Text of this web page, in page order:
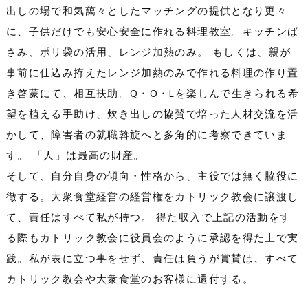
出しの場で和気藹々としたマッチングの提供となり更々
に、子供だけでも安心安全に作れる料理教室。キッチンば
さみ、ポリ袋の活用、レンジ加熱のみ。 もしくは、親が
事前に仕込み拵えたレンジ加熱のみで作れる料理の作り置
き啓蒙にて、相互扶助。Q・O・Lを楽しんで生きられる希
望を植える手助け、炊き出しの協賛で培った人材交流を活
かして、障害者の就職斡旋へと多角的に考察できていま
す。 「人」は最高の財産。
そして、自分自身の傾向・性格から、主役では無く脇役に
徹する。大衆食堂経営の経営権をカトリック教会に譲渡し
て、責任はすべて私が持つ。 得た収入で上記の活動をす
る際もカトリック教会に役員会のように承認を得た上で実
践。私が表に立つ事をせず、責任は負うが賞賛は、すべて
カトリック教会や大衆食堂のお客様に還付する。